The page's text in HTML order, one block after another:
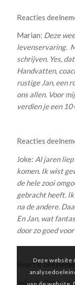
Reacties
Marian: Deze
levenservaring.
schrijven. Yes,
Handvatten,
rustige Jan, een
ons allen. Voor
verdien je een
Reacties
Joke: Al jaren
komen. Ik wist
de hele zooi
gebracht heeft.
na de andere.
En Jan, wat
door zo goed
Reactie
Jolanda Pikkaart:
Deze website